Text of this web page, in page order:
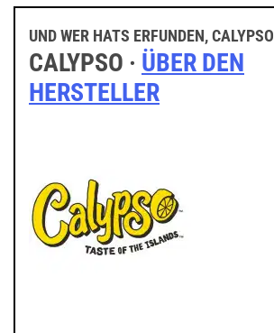
UND WER HATS ERFUNDEN, CALYPSO
CALYPSO · ÜBER DEN
HERSTELLER